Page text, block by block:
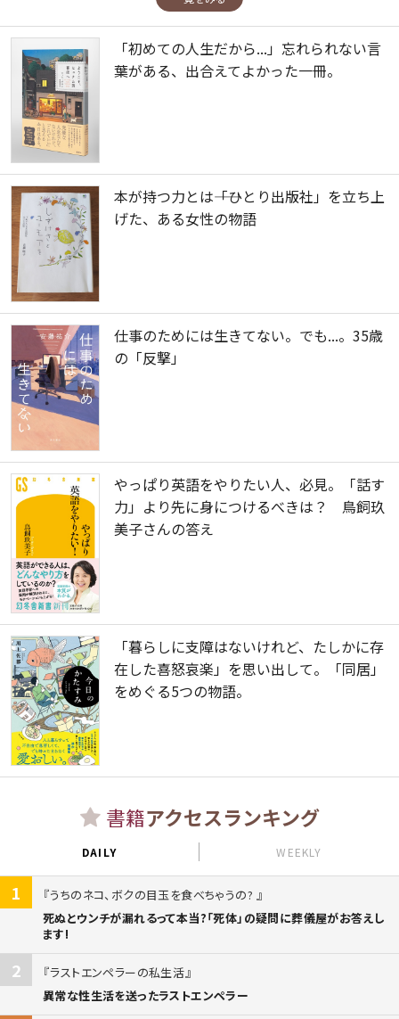
「初めての人生だから...」忘れられない言
葉がある、出合えてよかった一冊。
本が持つ力とは――「ひとり出版社」を立ち上
げた、ある女性の物語
仕事のためには生きてない。でも...。35歳
の「反撃」
やっぱり英語をやりたい人、必見。「話す
力」より先に身につけるべきは？ 鳥飼玖
美子さんの答え
「暮らしに支障はないけれど、たしかに存
在した喜怒哀楽」を思い出して。「同居」
をめぐる5つの物語。
書籍アクセスランキング
DAILY WEEKLY
1
うちのネコ、ボクの目玉を食べちゃうの?
死ぬとウンチが漏れるって本当?「死体」の疑問に葬儀屋がお答えし
ます!
2
ラストエンペラーの私生活
異常な性生活を送ったラストエンペラー